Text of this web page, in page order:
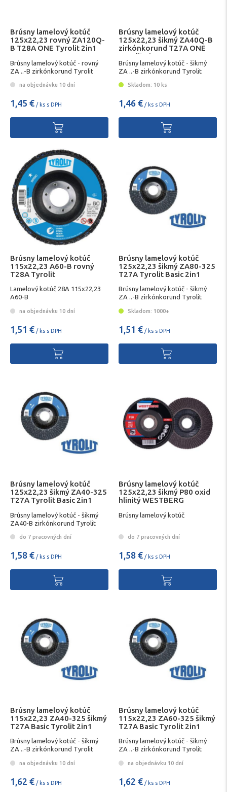
Brúsny lamelový kotúč
125x22,23 rovný ZA120Q-
B T28A ONE Tyrolit 2in1
Brúsny lamelový kotúč - rovný
ZA ..-B zirkónkorund Tyrolit
na objednávku 10 dní
1,45 € / ks s DPH
Brúsny lamelový kotúč
125x22,23 šikmý ZA40Q-B
zirkónkorund T27A ONE
Tyrolit 2in1
Brúsny lamelový kotúč - šikmý
ZA ..-B zirkónkorund Tyrolit
Skladom: 10 ks
1,46 € / ks s DPH
Brúsny lamelový kotúč
115x22,23 A60-B rovný
T28A Tyrolit
Lamelový kotúč 28A 115x22,23
A60-B
na objednávku 10 dní
1,51 € / ks s DPH
Brúsny lamelový kotúč
125x22,23 šikmý ZA80-325
T27A Tyrolit Basic 2in1
Brúsny lamelový kotúč - šikmý
ZA ..-B zirkónkorund Tyrolit
Skladom: 1000+
1,51 € / ks s DPH
Brúsny lamelový kotúč
125x22,23 šikmý ZA40-325
T27A Tyrolit Basic 2in1
Brúsny lamelový kotúč - šikmý
ZA40-B zirkónkorund Tyrolit
do 7 pracovných dní
1,58 € / ks s DPH
Brúsny lamelový kotúč
125x22,23 šikmý P80 oxid
hlinitý WESTBERG
Brúsny lamelový kotúč
do 7 pracovných dní
1,58 € / ks s DPH
Brúsny lamelový kotúč
115x22,23 ZA40-325 šikmý
T27A Basic Tyrolit 2in1
Brúsny lamelový kotúč - šikmý
ZA ..-B zirkónkorund Tyrolit
na objednávku 10 dní
1,62 € / ks s DPH
Brúsny lamelový kotúč
115x22,23 ZA60-325 šikmý
T27A Basic Tyrolit 2in1
Brúsny lamelový kotúč - šikmý
ZA ..-B zirkónkorund Tyrolit
na objednávku 10 dní
1,62 € / ks s DPH